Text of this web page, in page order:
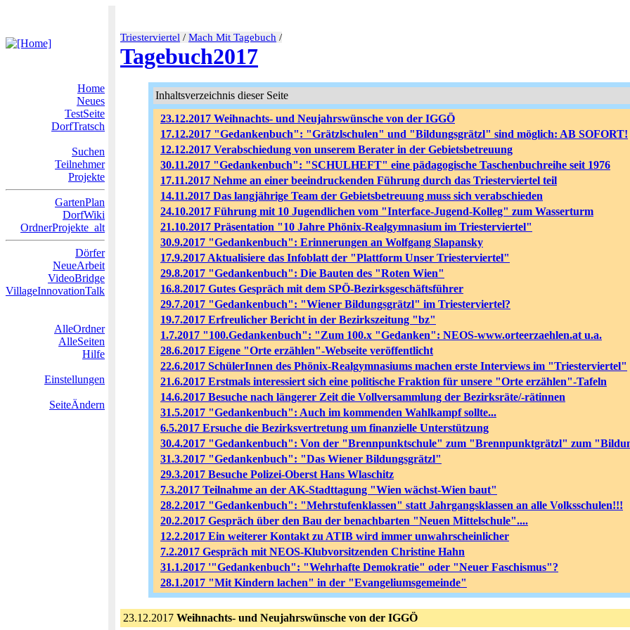
Triesterviertel / Mach Mit Tagebuch /
Tagebuch2017
Home
Neues
TestSeite
DorfTratsch
Suchen
Teilnehmer
Projekte
GartenPlan
DorfWiki
OrdnerProjekte_alt
Dörfer
NeueArbeit
VideoBridge
VillageInnovationTalk
AlleOrdner
AlleSeiten
Hilfe
Einstellungen
SeiteÄndern
Inhaltsverzeichnis dieser Seite
23.12.2017 Weihnachts- und Neujahrswünsche von der IGGÖ
17.12.2017 "Gedankenbuch": "Grätzlschulen" und "Bildungsgrätzl" sind möglich: AB SOFORT!
12.12.2017 Verabschiedung von unserem Berater in der Gebietsbetreuung
30.11.2017 "Gedankenbuch": "SCHULHEFT" eine pädagogische Taschenbuchreihe seit 1976
17.11.2017 Nehme an einer beeindruckenden Führung durch das Triesterviertel teil
14.11.2017 Das langjährige Team der Gebietsbetreuung muss sich verabschieden
24.10.2017 Führung mit 10 Jugendlichen vom "Interface-Jugend-Kolleg" zum Wasserturm
21.10.2017 Präsentation "10 Jahre Phönix-Realgymnasium im Triesterviertel"
30.9.2017 "Gedankenbuch": Erinnerungen an Wolfgang Slapansky
17.9.2017 Aktualisiere das Infoblatt der "Plattform Unser Triesterviertel"
29.8.2017 "Gedankenbuch": Die Bauten des "Roten Wien"
16.8.2017 Gutes Gespräch mit dem SPÖ-Bezirksgeschäftsführer
29.7.2017 "Gedankenbuch": "Wiener Bildungsgrätzl" im Triesterviertel?
19.7.2017 Erfreulicher Bericht in der Bezirkszeitung "bz"
1.7.2017 "100.Gedankenbuch": "Zum 100.x "Gedanken": NEOS-www.orteerzaehlen.at u.a.
28.6.2017 Eigene "Orte erzählen"-Webseite veröffentlicht
22.6.2017 SchülerInnen des Phönix-Realgymnasiums machen erste Interviews im "Triesterviertel"
21.6.2017 Erstmals interessiert sich eine politische Fraktion für unsere "Orte erzählen"-Tafeln
14.6.2017 Besuche nach längerer Zeit die Vollversammlung der Bezirksräte/-rätinnen
31.5.2017 "Gedankenbuch": Auch im kommenden Wahlkampf sollte...
6.5.2017 Ersuche die Bezirksvertretung um finanzielle Unterstützung
30.4.2017 "Gedankenbuch": Von der "Brennpunktschule" zum "Brennpunktgrätzl" zum
31.3.2017 "Gedankenbuch": "Das Wiener Bildungsgrätzl"
29.3.2017 Besuche Polizei-Oberst Hans Wlaschitz
7.3.2017 Teilnahme an der AK-Stadttagung "Wien wächst-Wien baut"
28.2.2017 "Gedankenbuch": "Mehrstufenklassen" statt Jahrgangsklassen an alle Volksschulen!!!
20.2.2017 Gespräch über den Bau der benachbarten "Neuen Mittelschule"....
12.2.2017 Ein weiterer Kontakt zu ATIB wird immer unwahrscheinlicher
7.2.2017 Gespräch mit NEOS-Klubvorsitzenden Christine Hahn
31.1.2017 '"Gedankenbuch": "Wehrhafte Demokratie" oder "Neuer Faschismus"?
28.1.2017 "Mit Kindern lachen" in der "Evangeliumsgemeinde"
23.12.2017 Weihnachts- und Neujahrswünsche von der IGGÖ